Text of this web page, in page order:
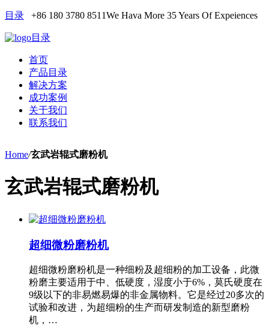
目录 +86 180 3780 8511We Hava More 35 Years Of Expeiences
目录
首页
产品目录
解决方案
成功案例
关于我们
联系我们
Home/玄武岩辊式磨粉机
玄武岩辊式磨粉机
超细微粉磨粉机
超细微粉磨粉机是一种细粉及超细粉的加工设备，此微
粉磨主要适用于中、低硬度，湿度小于6%，莫氏硬度在
9级以下的非易燃易爆的非金属物料。它是经过20多次的
试验和改进，为超细粉的生产而研发制造的新型磨粉
机，…